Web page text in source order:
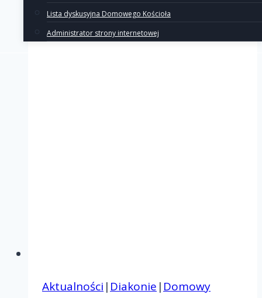
Lista dyskusyjna Domowego Kościoła
Administrator strony internetowej
Aktualności | Diakonie | Domowy